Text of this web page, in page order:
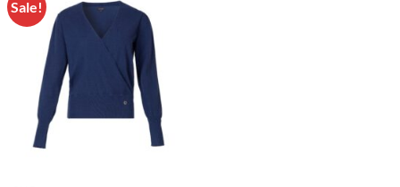
Sale!
Toevoegen
aan
wenslijst